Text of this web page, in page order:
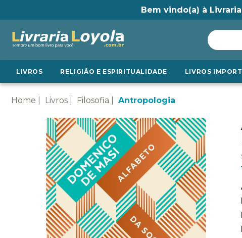
Bem vindo(a) à
LIVROS RELIGIÃO E ESPIRITUALIDADE LIVROS
Home Livros Filosofia Antropologia